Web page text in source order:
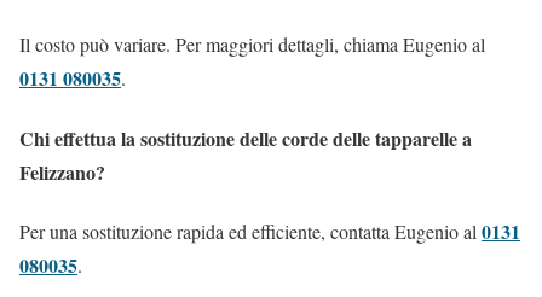
Il costo può variare. Per maggiori dettagli, chiama Eugenio al
0131 080035.
Chi effettua la sostituzione delle corde delle tapparelle a
Felizzano?
Per una sostituzione rapida ed efficiente, contatta Eugenio al 0131
080035.